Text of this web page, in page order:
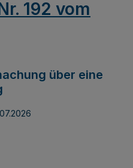
192 vom
über eine